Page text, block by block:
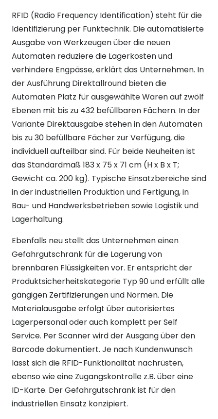
RFID (Radio Frequency Identification) steht für die
Identifizierung per Funktechnik. Die automatisierte
Ausgabe von Werkzeugen über die neuen
Automaten reduziere die Lagerkosten und
verhindere Engpässe, erklärt das Unternehmen. In
der Ausführung Direktallround bieten die
Automaten Platz für ausgewählte Waren auf zwölf
Ebenen mit bis zu 432 befüllbaren Fächern. In der
Variante Direktausgabe stehen in den Automaten
bis zu 30 befüllbare Fächer zur Verfügung, die
individuell aufteilbar sind. Für beide Neuheiten ist
das Standardmaß 183 x 75 x 71 cm (H x B x T;
Gewicht ca. 200 kg). Typische Einsatzbereiche sind
in der industriellen Produktion und Fertigung, in
Bau- und Handwerksbetrieben sowie Logistik und
Lagerhaltung.
Ebenfalls neu stellt das Unternehmen einen
Gefahrgutschrank für die Lagerung von
brennbaren Flüssigkeiten vor. Er entspricht der
Produktsicherheitskategorie Typ 90 und erfüllt alle
gängigen Zertifizierungen und Normen. Die
Materialausgabe erfolgt über autorisiertes
Lagerpersonal oder auch komplett per Self
Service. Per Scanner wird der Ausgang über den
Barcode dokumentiert. Je nach Kundenwunsch
lässt sich die RFID-Funktionalität nachrüsten,
ebenso wie eine Zugangskontrolle z.B. über eine
ID-Karte. Der Gefahrgutschrank ist für den
industriellen Einsatz konzipiert.